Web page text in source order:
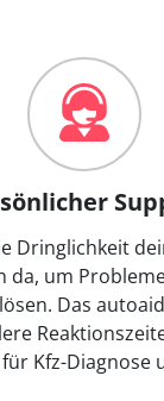
Dringlichkeit
da, um
Das
Kfz-Diagnose